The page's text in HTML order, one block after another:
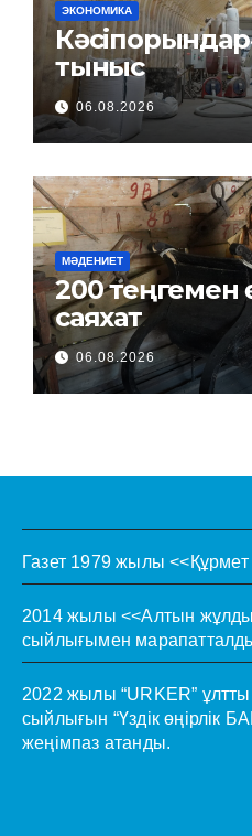
ЭКОНОМИКА
Кәсіпорындарға
тыныс
06.08.2026
МӘДЕНИЕТ
200 теңгемен өткенге
саяхат
06.08.2026
Газет 1979 жылы <<Құрмет
2014 жылы <<Алтын
сыйлығымен
2022 жылы “URKER”
сыйлығын “Үздік өңірлік
жеңімпаз атанды.